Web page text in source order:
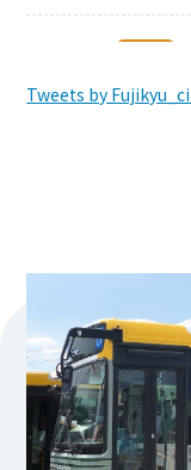
イナー特別便(臨時便)
お知らせ
2026年度路線バス
2026.03.25 路線バス
2026年4月6日ダイヤ
2026.03.23 お知らせ
Tweets by